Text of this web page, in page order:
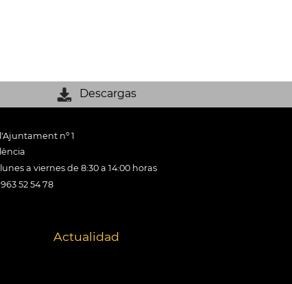
Descargas
nº 1
a viernes de 8:30 a 14:00 horas
52 54 78
Actualidad